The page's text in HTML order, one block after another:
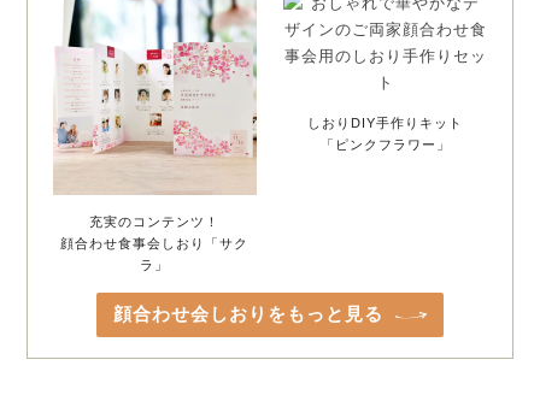
充実のコンテンツ！
顔合わせ食事会しおり「サク
ラ」
しおりDIY手作りキット
「ピンクフラワー」
顔合わせ会しおりをもっと見る